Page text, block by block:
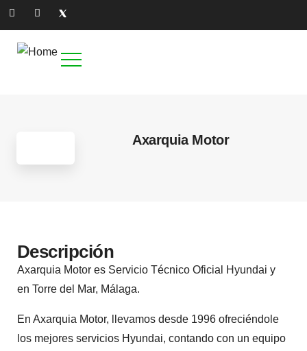
Axarquia Motor
Descripción
Axarquia Motor es Servicio Técnico Oficial Hyundai y
en Torre del Mar, Málaga.
En Axarquia Motor, llevamos desde 1996 ofreciéndole
los mejores servicios Hyundai, contando con un equipo